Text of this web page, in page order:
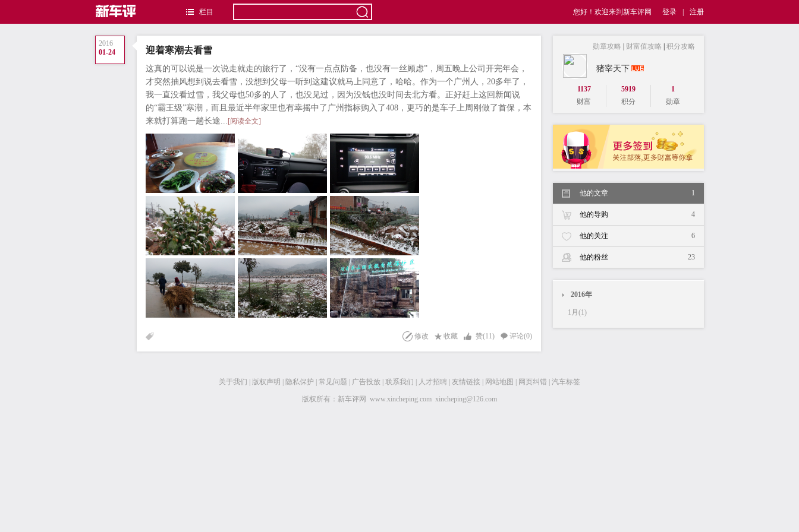
栏目 您好！欢迎来到新车评网 登录 注册
2016
01-24
迎着寒潮去看雪
这真的可以说是一次说走就走的旅行了，“没有一点点防备，也没有一丝顾虑”，周五晚上公司开完年会，
才突然抽风想到说去看雪，没想到父母一听到这建议就马上同意了，哈哈。作为一个广州人，20多年了，
我一直没看过雪，我父母也50多的人了，也没见过，因为没钱也没时间去北方看。正好赶上这回新闻说
的“霸王级”寒潮，而且最近半年家里也有幸摇中了广州指标购入了408，更巧的是车子上周刚做了首保，本
来就打算跑一趟长途... [阅读全文]
修改 收藏 赞(11) 评论(0)
勋章攻略 财富值攻略 积分攻略
猪宰天下
1137
财富
5919
积分
1
勋章
1
他的文章
4
他的导购
6
他的关注
23
他的粉丝
2016年
1月(1)
关于我们 版权声明 隐私保护 常见问题 广告投放 联系我们 人才招聘 友情链接 网站地图 网页纠错 汽车标签
版权所有：新车评网 www.xincheping.com xincheping@126.com